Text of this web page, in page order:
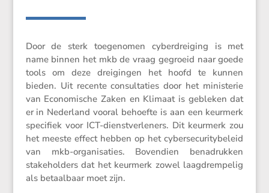
Door de sterk toege­nomen cyber­drei­ging is met
name binnen het mkb de vraag gegroeid naar goede
tools om deze dreigingen het hoofd te kunnen
bieden. Uit recente consul­ta­ties door het minis­terie
van Econo­mi­sche Zaken en Klimaat is gebleken dat
er in Neder­land vooral behoefte is aan een keurmerk
speci­fiek voor ICT-dienst­ver­le­ners. Dit keurmerk zou
het meeste effect hebben op het cyber­se­cu­ri­ty­be­leid
van mkb-organi­sa­ties. Boven­dien benadrukken
stake­hol­ders dat het keurmerk zowel laagdrem­pelig
als betaal­baar moet zijn.